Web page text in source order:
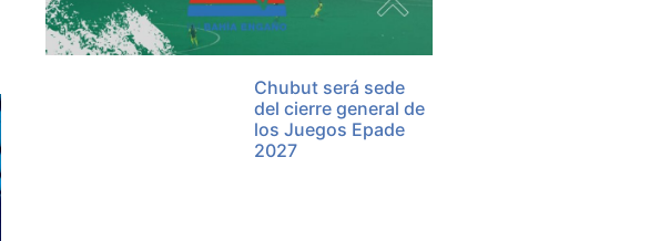
Chubut será sede
del cierre general de
los Juegos Epade
2027